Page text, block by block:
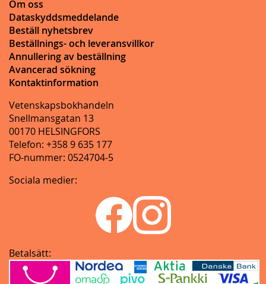
Om oss
Dataskyddsmeddelande
Beställ nyhetsbrev
Beställnings- och leveransvillkor
Annullering av beställning
Avancerad sökning
Kontaktinformation
Vetenskapsbokhandeln
Snellmansgatan 13
00170 HELSINGFORS
Telefon: +358 9 635 177
FO-nummer: 0524704-5
Sociala medier:
Betalsätt: